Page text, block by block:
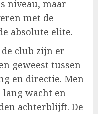
niveau, maar
met de
absolute elite.
club zijn er
geweest tussen
en directie. Men
lang wacht en
achterblijft. De